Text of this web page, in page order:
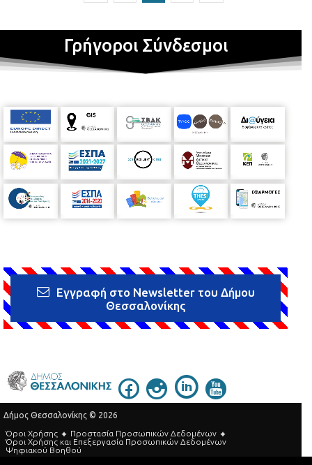
Γρήγοροι Σύνδεσμοι
Εγγραφή στο Newsletter του Δήμου
Θεσσαλονίκης
Δήμος Θεσσαλονίκης © 2026
Όροι Χρήσης
Προστασία Προσωπικών Δεδομένων
Όροι Xρήσης και Eπεξεργασία Προσωπικών Δεδομένων
Ψηφιακού Βοηθού